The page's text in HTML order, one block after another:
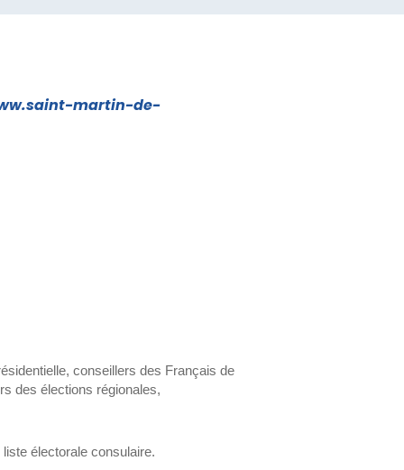
martin-de-
conseillers des Français de
des élections régionales,
électorale consulaire.